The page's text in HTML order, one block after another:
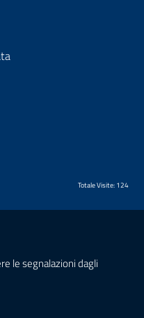
Totale Visite: 124
le segnalazioni dagli